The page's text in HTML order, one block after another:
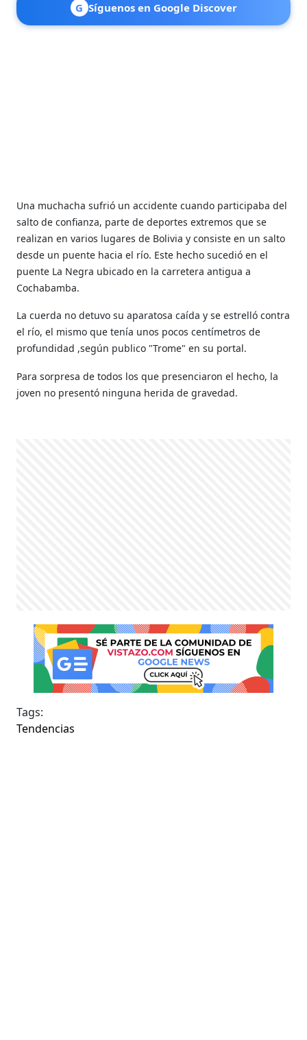
G Síguenos en Google Discover
Una muchacha sufrió un accidente cuando participaba del
salto de confianza, parte de deportes extremos que se
realizan en varios lugares de Bolivia y consiste en un salto
desde un puente hacia el río. Este hecho sucedió en el
puente La Negra ubicado en la carretera antigua a
Cochabamba.
La cuerda no detuvo su aparatosa caída y se estrelló contra
el río, el mismo que tenía unos pocos centímetros de
profundidad ,según publico "Trome" en su portal.
Para sorpresa de todos los que presenciaron el hecho, la
joven no presentó ninguna herida de gravedad.
Tags:
Tendencias